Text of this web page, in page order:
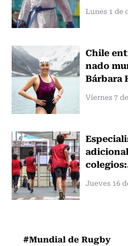
Lunes 1 de
Chile
nado
Bárbara
Viernes 7
Jueves 16
#Mundial de Rugby